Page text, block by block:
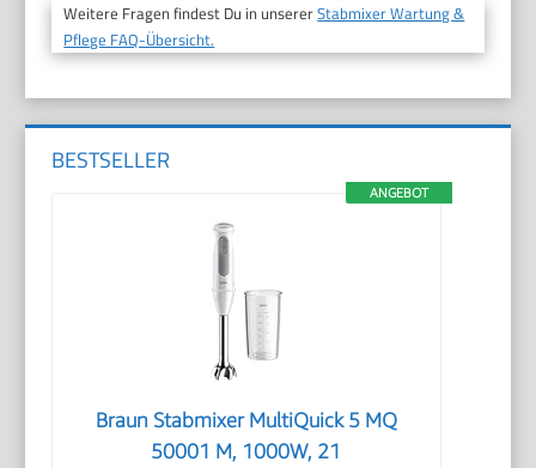
Weitere Fragen findest Du in unsererStabmixer Wartung &
Pflege FAQ-Übersicht.
BESTSELLER
ANGEBOT
Braun Stabmixer MultiQuick 5 MQ
50001 M, 1000W, 21